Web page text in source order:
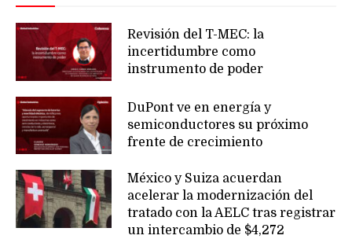
Revisión del T-MEC: la
incertidumbre como
instrumento de poder
DuPont ve en energía y
semiconductores su próximo
frente de crecimiento
México y Suiza acuerdan
acelerar la modernización del
tratado con la AELC tras registrar
un intercambio de $4,272